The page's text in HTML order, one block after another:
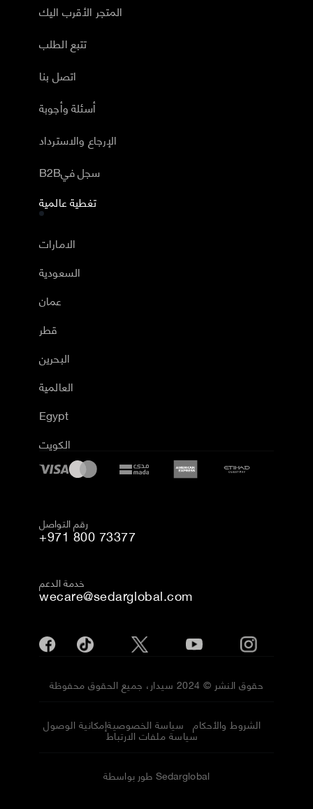
المتجر الأقرب اليك
تتبع الطلب
اتصل بنا
أسئلة وأجوبة
الإرجاع والاسترداد
B2Bسجل في
تغطية عالمية
الامارات
السعودية
عمان
قطر
البحرين
العالمية
Egypt
الكويت
رقم التواصل
+971 800 73377
خدمة الدعم
wecare@sedarglobal.com
حقوق النشر © 2024 سيدار، جميع الحقوق محفوظة
إمكانية الوصولسياسة الخصوصية الشروط والأحكام
سياسة ملفات الارتباط
طور بواسطة Sedarglobal